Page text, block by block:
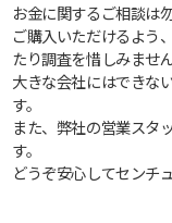
お金に関するご相談は
ご購入いただけるよう
たり調査を惜しみません
大きな会社にはできな
す。
また、弊社の営業スタ
す。
どうぞ安心してセンチ